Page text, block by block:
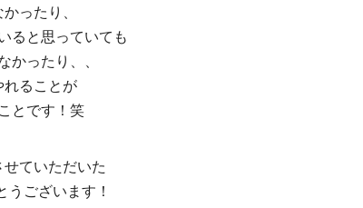
ったり、
ると思っていても
かったり、、
れることが
とです！笑
ていただいた
うございます！